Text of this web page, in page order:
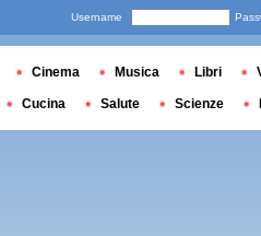
Username
Cinema Musica Libri
Cucina Salute Scienze